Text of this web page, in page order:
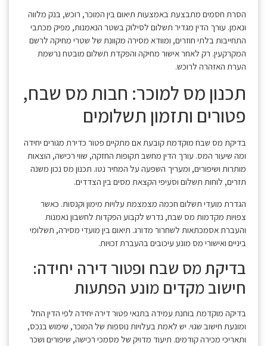
הסרת חסמים מתבצעת באמצעות תיאום בין המוכר, רוכש, בנק מלווה
ונאמן. עורך הדין מגדיר תשלום לסילוק בשטר הנאמנות, מפיק מכתבי
התחייבות בלתי חוזרים, ומוודא מסירה מקוונת של שטרי מחיקה לרשם
המקרקעין. רק לאחר אישור מחיקה והפקדת תשלום מובטח נרשמת
הערת האזהרה לרוכש.
תכנון מס למוכר: חבות מס שבח,
פטורים ותזמון תשלומים
בדיקת מס שבח מוקדמת קובעת אם מתקיים פטור כדירת מגורים יחידה
ומה שיעור המס. עורך הדין מחשב תקופות החזקה, שווי רכישה, הוצאות
מותרות ושיפורים, ומעריך השפעה על המחיר נטו. תכנון מס נכון משנה
תזרים, לוחות תשלום וסעיפי הקצאת מסים בין הצדדים.
הגדרת מועדי תשלום חכמה מצמצמת עלויות מימון וקנסות. כאשר
צפויות מקדמות מס שבח, נדרש לקבוע הפקדות לחשבון נאמנות
והעברת אסמכתאות לשחרור מדורג. תיאום בין מועדי מסירה, תשלומי
ביניים ואישורי מס מונע עיכובים בהעברת זכויות.
בדיקת מס שבח ופטור דירה יחידה:
חישוב מקדים מונע הפתעות
בדיקה מוקדמת בוחנת עמידה בתנאי פטור דירה יחידה לפי הדין החל
ומונעת חישוב שגוי. יש לאמת בעלויות נוספות של המוכר, שימוש בנכס,
ותאריכי מכירה קודמים. תיעוד מדויק של מסמכי רכישה, שיפורים ושכר